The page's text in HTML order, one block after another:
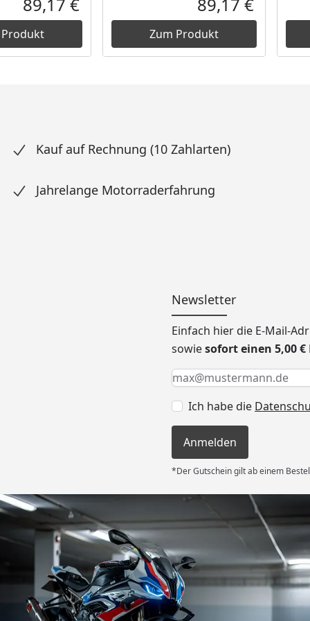
Aktueller Preis Aktueller
Zum Produkt
Kauf auf Rechnung (10 Zahlarten)
Jahrelange Motorraderfahrung
Newsletter
Einfach hier die E-Mail-
sowiesofort einen 5,00
Keine Eingabe erforderlich
Eingabe erforderlich
E-Mail *
Ich habe die
Anmelden
*Der Gutschein gilt ab einem
Auftrages
das habe
Versand